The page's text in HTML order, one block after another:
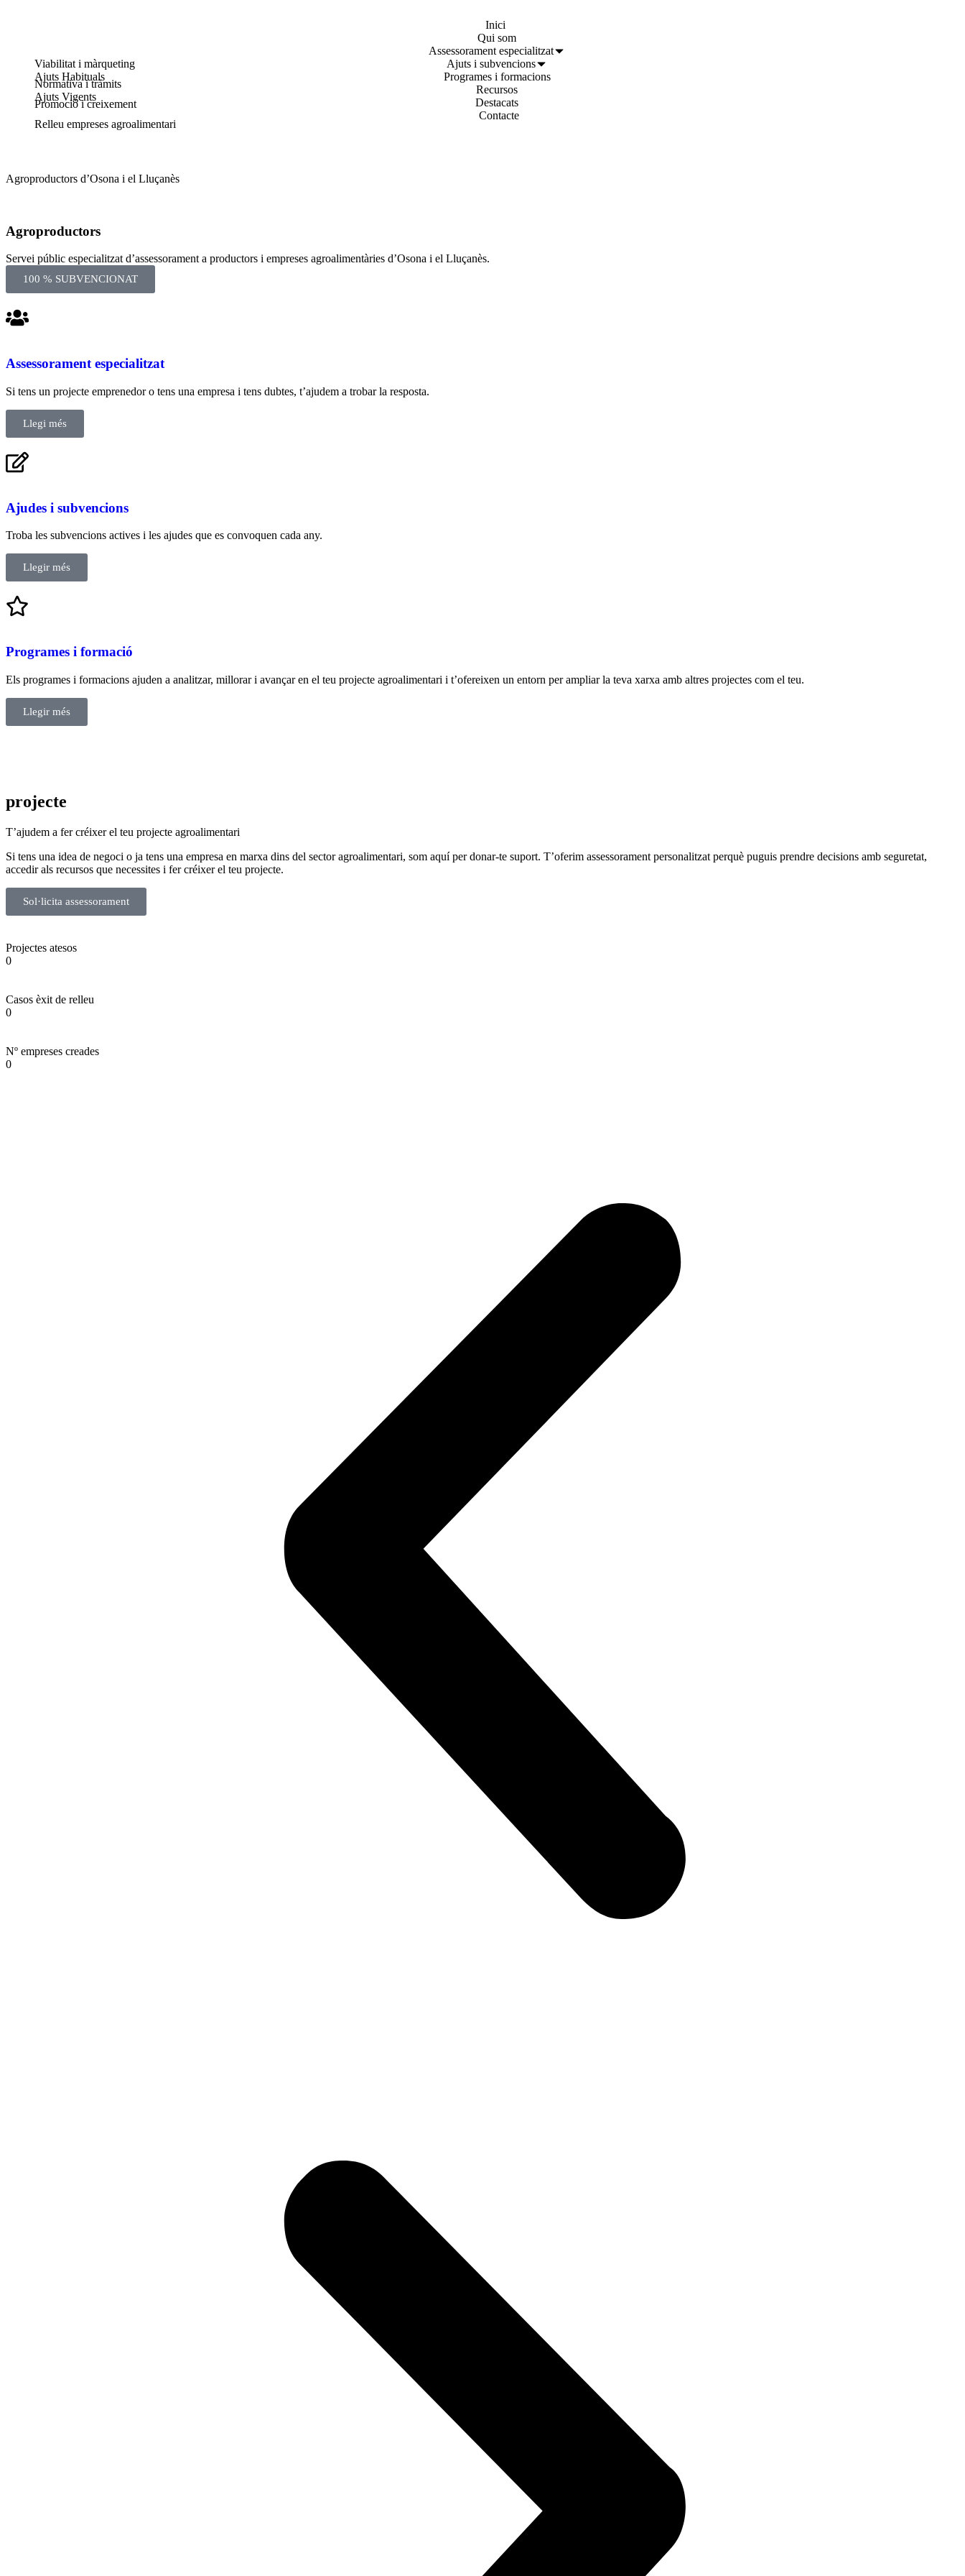
Inici
Qui som
Assessorament especialitzat
Viabilitat i màrqueting
Normativa i tràmits
Promoció i creixement
Relleu empreses agroalimentari
Ajuts i subvencions
Ajuts Habituals
Ajuts Vigents
Programes i formacions
Recursos
Destacats
Contacte
Agroproductors d’Osona i el Lluçanès
Agroproductors
Servei públic especialitzat d’assessorament a productors i empreses agroalimentàries d’Osona i el Lluçanès.
100 % SUBVENCIONAT
Assessorament especialitzat
Si tens un projecte emprenedor o tens una empresa i tens dubtes, t’ajudem a trobar la resposta.
Llegi més
Ajudes i subvencions
Troba les subvencions actives i les ajudes que es convoquen cada any.
Llegir més
Programes i formació
Els programes i formacions ajuden a analitzar, millorar i avançar en el teu projecte agroalimentari i t’ofereixen un entorn per ampliar la teva xarxa amb altres projectes com el teu.
Llegir més
projecte
T’ajudem a fer créixer el teu projecte agroalimentari
Si tens una idea de negoci o ja tens una empresa en marxa dins del sector agroalimentari, som aquí per donar-te suport. T’oferim assessorament personalitzat perquè puguis prendre decisions amb seguretat,
accedir als recursos que necessites i fer créixer el teu projecte.
Sol·licita assessorament
Projectes atesos
0
Casos èxit de relleu
0
Nº empreses creades
0